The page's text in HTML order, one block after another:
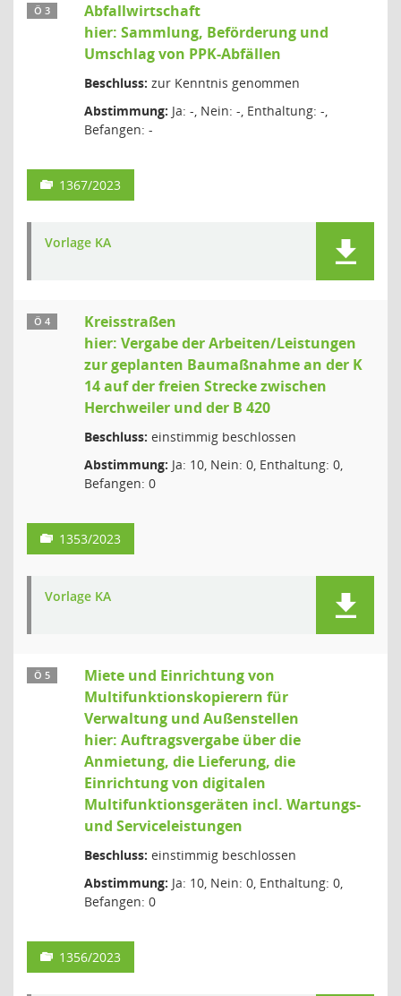
Ö 3
Abfallwirtschaft
hier: Sammlung, Beförderung und
Umschlag von PPK-Abfällen
Beschluss: zur Kenntnis genommen
Abstimmung: Ja: -, Nein: -, Enthaltung: -,
Befangen: -
1367/2023
Vorlage KA
Ö 4
Kreisstraßen
hier: Vergabe der Arbeiten/Leistungen
zur geplanten Baumaßnahme an der K
14 auf der freien Strecke zwischen
Herchweiler und der B 420
Beschluss: einstimmig beschlossen
Abstimmung: Ja: 10, Nein: 0, Enthaltung: 0,
Befangen: 0
1353/2023
Vorlage KA
Ö 5
Miete und Einrichtung von
Multifunktionskopierern für
Verwaltung und Außenstellen
hier: Auftragsvergabe über die
Anmietung, die Lieferung, die
Einrichtung von digitalen
Multifunktionsgeräten incl. Wartungs-
und Serviceleistungen
Beschluss: einstimmig beschlossen
Abstimmung: Ja: 10, Nein: 0, Enthaltung: 0,
Befangen: 0
1356/2023